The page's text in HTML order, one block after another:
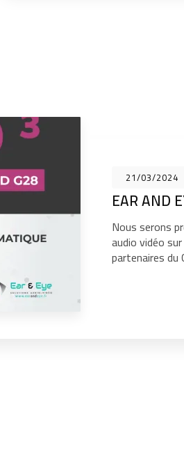
21/03/2024
EAR AND
Nous serons
audio vidéo
partenaires du